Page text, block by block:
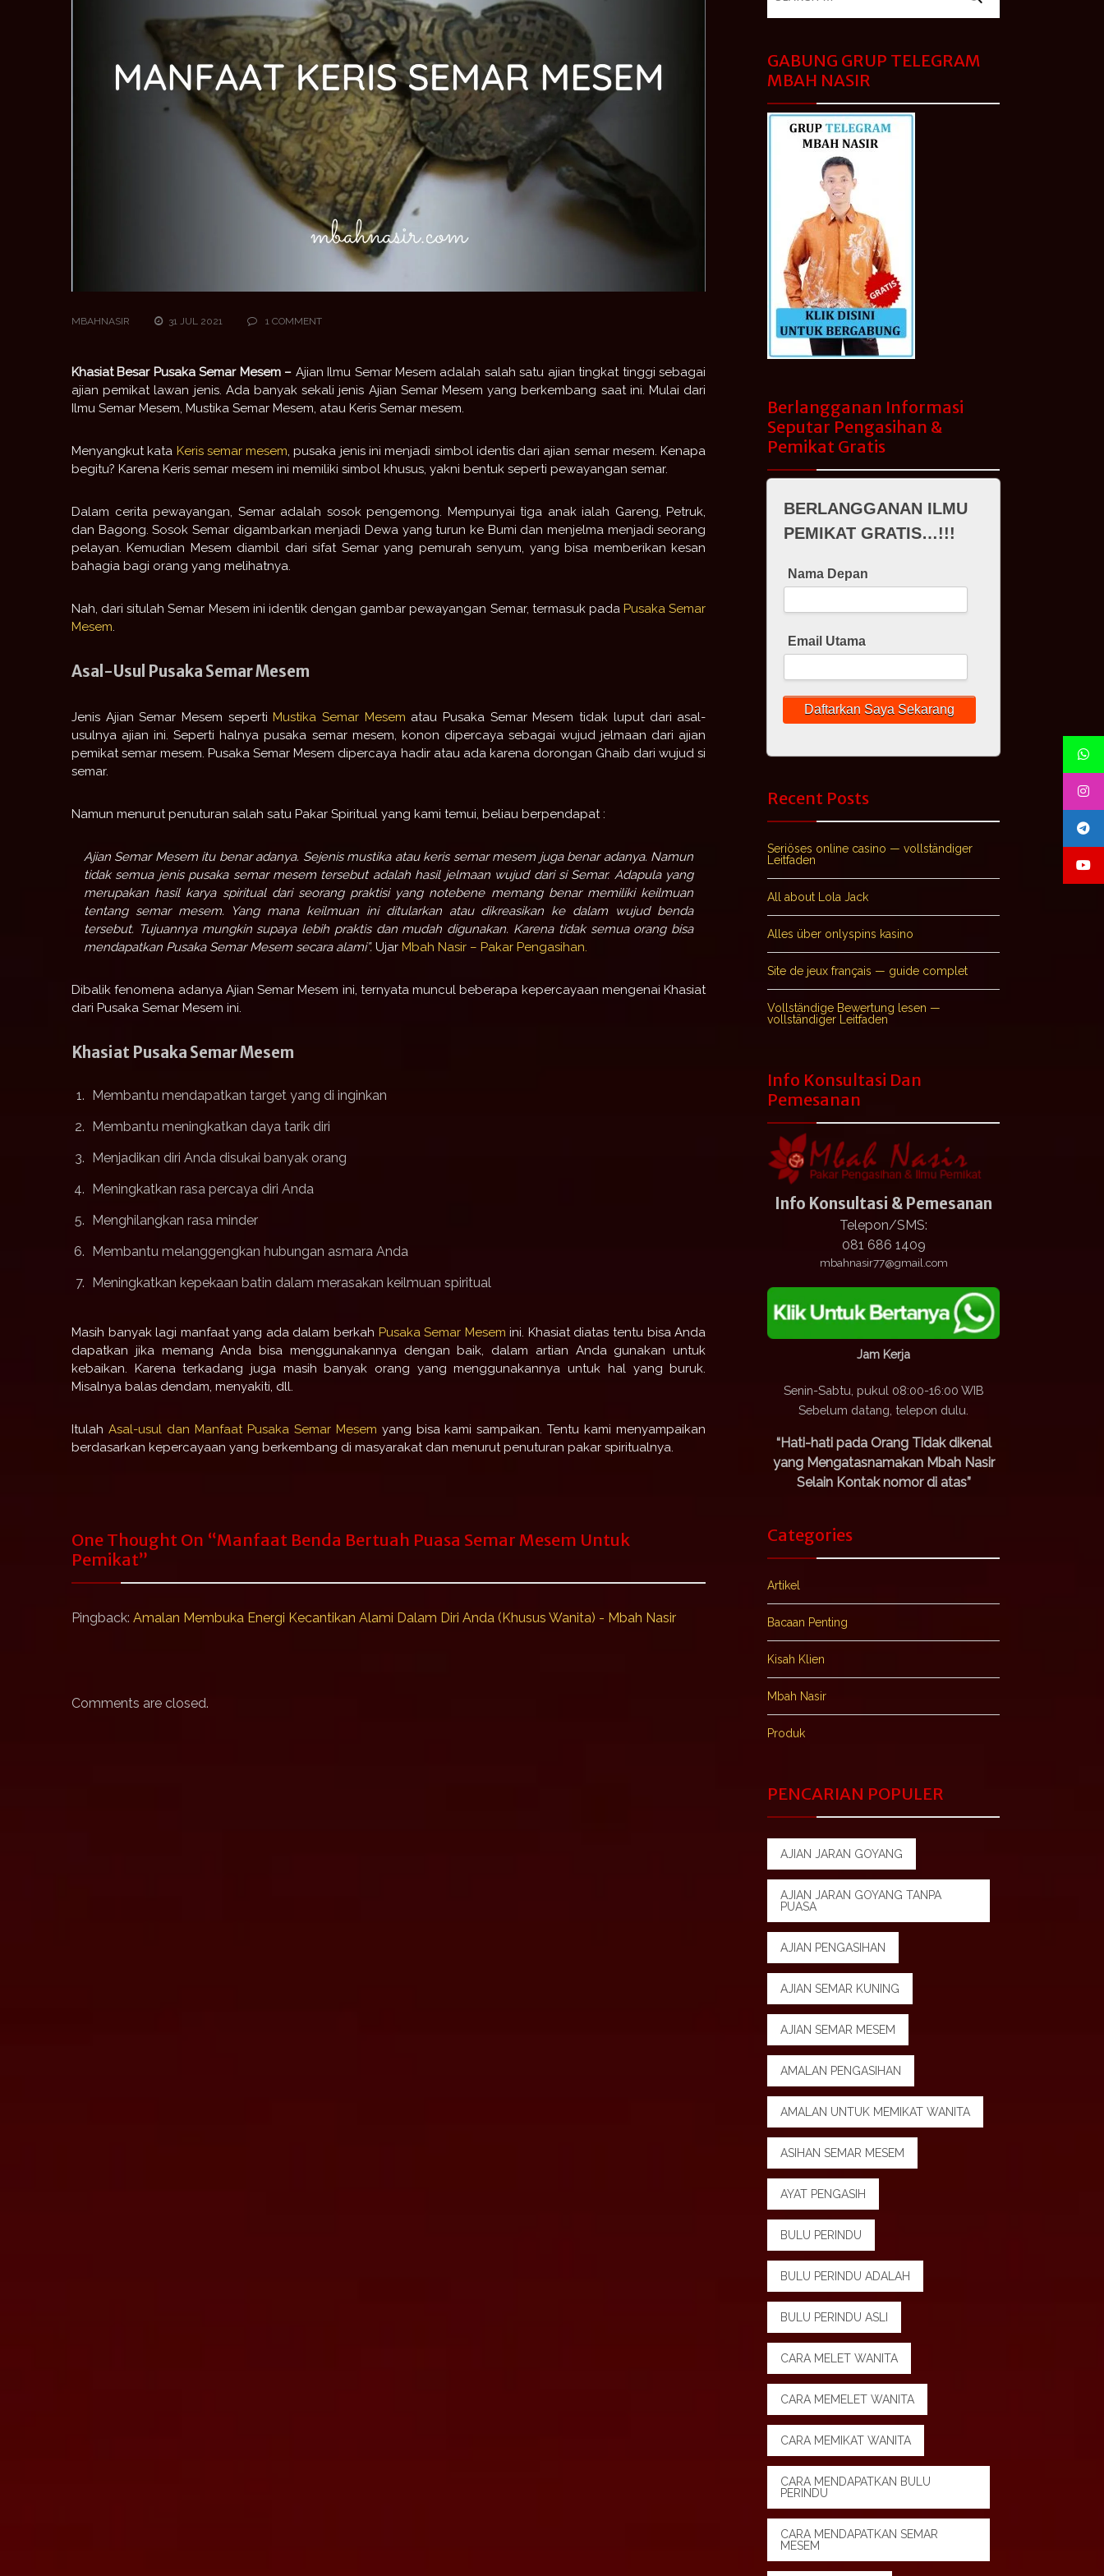
MBAHNASIR 31 JUL 2021 1 COMMENT
Khasiat Besar Pusaka Semar Mesem – Ajian Ilmu Semar Mesem adalah salah satu ajian tingkat tinggi sebagai
ajian pemikat lawan jenis. Ada banyak sekali jenis Ajian Semar Mesem yang berkembang saat ini. Mulai dari
Ilmu Semar Mesem, Mustika Semar Mesem, atau Keris Semar mesem.
Menyangkut kata Keris semar mesem, pusaka jenis ini menjadi simbol identis dari ajian semar mesem. Kenapa
begitu? Karena Keris semar mesem ini memiliki simbol khusus, yakni bentuk seperti pewayangan semar.
Dalam cerita pewayangan, Semar adalah sosok pengemong. Mempunyai tiga anak ialah Gareng, Petruk,
dan Bagong. Sosok Semar digambarkan menjadi Dewa yang turun ke Bumi dan menjelma menjadi seorang
pelayan. Kemudian Mesem diambil dari sifat Semar yang pemurah senyum, yang bisa memberikan kesan
bahagia bagi orang yang melihatnya.
Nah, dari situlah Semar Mesem ini identik dengan gambar pewayangan Semar, termasuk pada Pusaka Semar
Mesem.
Asal-Usul Pusaka Semar Mesem
Jenis Ajian Semar Mesem seperti Mustika Semar Mesem atau Pusaka Semar Mesem tidak luput dari asal-
usulnya ajian ini. Seperti halnya pusaka semar mesem, konon dipercaya sebagai wujud jelmaan dari ajian
pemikat semar mesem. Pusaka Semar Mesem dipercaya hadir atau ada karena dorongan Ghaib dari wujud si
semar.
Namun menurut penuturan salah satu Pakar Spiritual yang kami temui, beliau berpendapat :
Ajian Semar Mesem itu benar adanya. Sejenis mustika atau keris semar mesem juga benar adanya. Namun
tidak semua jenis pusaka semar mesem tersebut adalah hasil jelmaan wujud dari si Semar. Adapula yang
merupakan hasil karya spiritual dari seorang praktisi yang notebene memang benar memiliki keilmuan
tentang semar mesem. Yang mana keilmuan ini ditularkan atau dikreasikan ke dalam wujud benda
tersebut. Tujuannya mungkin supaya lebih praktis dan mudah digunakan. Karena tidak semua orang bisa
mendapatkan Pusaka Semar Mesem secara alami”. Ujar Mbah Nasir – Pakar Pengasihan.
Dibalik fenomena adanya Ajian Semar Mesem ini, ternyata muncul beberapa kepercayaan mengenai Khasiat
dari Pusaka Semar Mesem ini.
Khasiat Pusaka Semar Mesem
Membantu mendapatkan target yang di inginkan
Membantu meningkatkan daya tarik diri
Menjadikan diri Anda disukai banyak orang
Meningkatkan rasa percaya diri Anda
Menghilangkan rasa minder
Membantu melanggengkan hubungan asmara Anda
Meningkatkan kepekaan batin dalam merasakan keilmuan spiritual
Masih banyak lagi manfaat yang ada dalam berkah Pusaka Semar Mesem ini. Khasiat diatas tentu bisa Anda
dapatkan jika memang Anda bisa menggunakannya dengan baik, dalam artian Anda gunakan untuk
kebaikan. Karena terkadang juga masih banyak orang yang menggunakannya untuk hal yang buruk.
Misalnya balas dendam, menyakiti, dll.
Itulah Asal-usul dan Manfaat Pusaka Semar Mesem yang bisa kami sampaikan. Tentu kami menyampaikan
berdasarkan kepercayaan yang berkembang di masyarakat dan menurut penuturan pakar spiritualnya.
One Thought On “Manfaat Benda Bertuah Puasa Semar Mesem Untuk
Pemikat”
Pingback: Amalan Membuka Energi Kecantikan Alami Dalam Diri Anda (Khusus Wanita) - Mbah Nasir
Comments are closed.
for:
GABUNG GRUP TELEGRAM
MBAH NASIR
Berlangganan Informasi
Seputar Pengasihan &
Pemikat Gratis
BERLANGGANAN ILMU
PEMIKAT GRATIS…!!!
Nama Depan
Email Utama
Recent Posts
Seriöses online casino — vollständiger
Leitfaden
All about Lola Jack
Alles über onlyspins kasino
Site de jeux français — guide complet
Vollständige Bewertung lesen —
vollständiger Leitfaden
Info Konsultasi Dan
Pemesanan
Info Konsultasi & Pemesanan
Telepon/SMS:
081 686 1409
mbahnasir77@gmail.com
Jam Kerja
Senin-Sabtu, pukul 08:00-16:00 WIB
Sebelum datang, telepon dulu.
“Hati-hati pada Orang Tidak dikenal
yang Mengatasnamakan Mbah Nasir
Selain Kontak nomor di atas”
Categories
Artikel
Bacaan Penting
Kisah Klien
Mbah Nasir
Produk
PENCARIAN POPULER
AJIAN JARAN GOYANG
AJIAN JARAN GOYANG TANPA
PUASA
AJIAN PENGASIHAN
AJIAN SEMAR KUNING
AJIAN SEMAR MESEM
AMALAN PENGASIHAN
AMALAN UNTUK MEMIKAT WANITA
ASIHAN SEMAR MESEM
AYAT PENGASIH
BULU PERINDU
BULU PERINDU ADALAH
BULU PERINDU ASLI
CARA MELET WANITA
CARA MEMELET WANITA
CARA MEMIKAT WANITA
CARA MENDAPATKAN BULU
PERINDU
CARA MENDAPATKAN SEMAR
MESEM